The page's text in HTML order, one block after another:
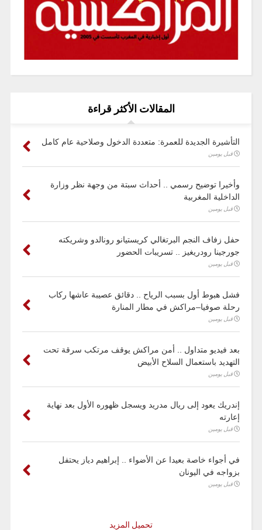
المقالات الأكثر قراءة
التأشيرة الجديدة للعمرة: متعددة الدخول وصلاحية عام كامل
قبل يومين
وأخيرا توضيح رسمي .. أحداث سبتة من وجهة نظر وزارة
الداخلية المغربية
قبل يومين
حفل زفاف النجم البرتغالي كريستيانو رونالدو وشريكته
جورجينا رودريغيز .. تسريبات الحضور
قبل يومين
فشل هبوط أول بسبب الرياح .. دقائق عصيبة عاشها ركاب
رحلة صوفيا–مراكش في مطار المنارة
قبل يومين
بعد فيديو متداول .. أمن مراكش يوقف مرتكب سرقة تحت
التهديد باستعمال السلاح الأبيض
قبل يومين
إندريك يعود إلى ريال مدريد ويسجل ظهوره الأول بعد نهاية
إعارته
قبل يومين
في أجواء خاصة بعيدا عن الأضواء .. إبراهيم دياز يحتفل
بزواجه في اليونان
قبل يومين
تحميل المزيد